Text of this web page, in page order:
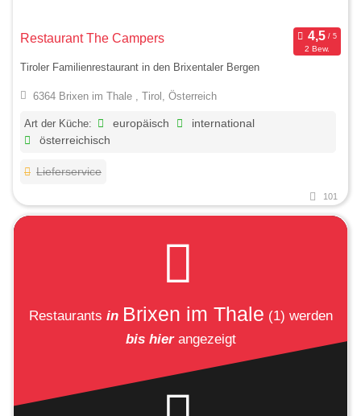
Restaurant The Campers
2 Bew.
Tiroler Familienrestaurant in den Brixentaler Bergen
6364 Brixen im Thale , Tirol, Österreich
Art der Küche: europäisch
international
österreichisch
Lieferservice
101
Restaurants in Brixen im Thale (1) werden
bis hierangezeigt